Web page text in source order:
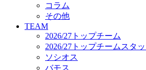
ロートフィールド奈良
SCHEDULE
2026/27
練習見学時のファンサービ
TICKET
奈良クラブ明治安田J3リー
奈良クラブ明治安田Ｊ3リ
コラム
その他
TEAM
2026/27トップチーム
2026/27トップチームスタ
ソシオス
バモス